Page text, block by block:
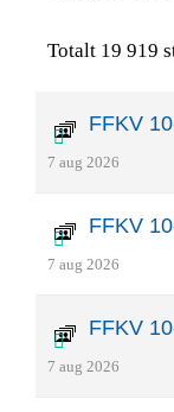
Totalt 19 919
FFKV
7 aug 2026
FFKV
7 aug 2026
FFKV
7 aug 2026